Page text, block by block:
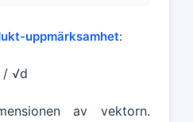
uppmärksamhet:
/ √d
av vektorn.